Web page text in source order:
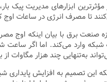
ابزارهای مدیریت پیک
تا مصرف انرژی در ساعات
صنعت برق با بیان اینکه اوج
وارد می‌کند. اما اگر ساعت
به‌تنهایی چند هزار مگاوات
این تصمیم به افزایش پایداری